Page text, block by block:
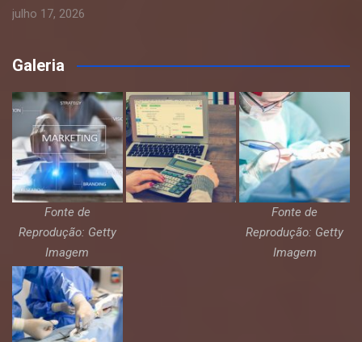
julho 17, 2026
Galeria
Fonte de
Reprodução: Getty
Imagem
Fonte de
Reprodução: Getty
Imagem